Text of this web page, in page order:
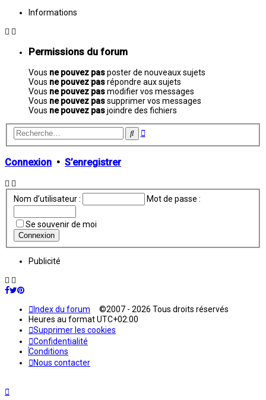
Informations
Permissions du forum
Vous ne pouvez pasposter de nouveaux sujets
Vous ne pouvez pasrépondre aux sujets
Vous ne pouvez pasmodifier vos messages
Vous ne pouvez passupprimer vos messages
Vous ne pouvez pasjoindre des fichiers
Rechercher
Recherche
Connexion • S’enregistrer
Nom d’utilisateur : Mot de passe :
Se souvenir de moi
Publicité
Index du forum ©2007 - 2026 Tous droits réservés
Heures au formatUTC+02:00
Supprimer les cookies
Confidentialité
Conditions
Nous contacter